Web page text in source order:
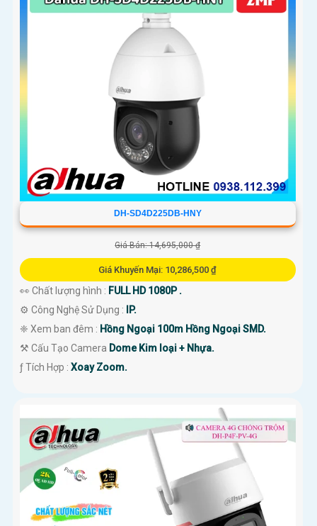
DH-SD4D225DB-HNY
Giá Bán: 14,695,000 ₫
Giá Khuyến Mại: 10,286,500 ₫
👀 Chất lượng hình : FULL HD 1080P .
⚙ Công Nghệ Sử Dụng : IP.
❈ Xem ban đêm : Hồng Ngoại 100m Hồng Ngoại SMD.
⚒ Cấu Tạo Camera Dome Kim loại + Nhựa.
️ƒ Tích Hợp : Xoay Zoom.